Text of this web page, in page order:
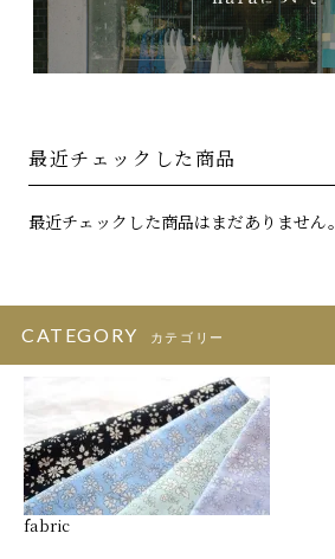
最近チェックした商品
最近チェックした商品はまだありません。
CATEGORY カテゴリー
fabric